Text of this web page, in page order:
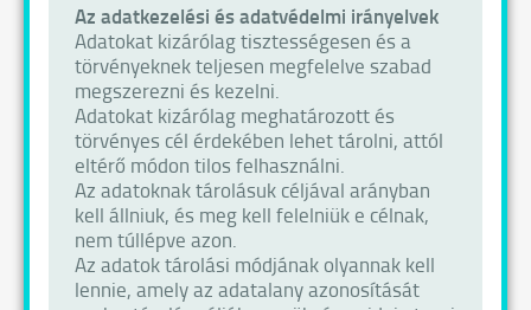
Az adatkezelési és adatvédelmi irányelvek
Adatokat kizárólag tisztességesen és a
törvényeknek teljesen megfelelve szabad
megszerezni és kezelni.
Adatokat kizárólag meghatározott és
törvényes cél érdekében lehet tárolni, attól
eltérő módon tilos felhasználni.
Az adatoknak tárolásuk céljával arányban
kell állniuk, és meg kell felelniük e célnak,
nem túllépve azon.
Az adatok tárolási módjának olyannak kell
lennie, amely az adatalany azonosítását